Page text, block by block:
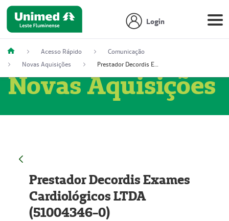
Login
Acesso Rápido
Comunicação
Novas Aquisições
Prestador Decordis Exames Cardiológicos LTDA (51004346-0)
Novas Aquisições
Prestador Decordis Exames
Cardiológicos LTDA
(51004346-0)